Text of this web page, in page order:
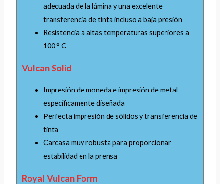
adecuada de la lámina y una excelente
transferencia de tinta incluso a baja presión
Resistencia a altas temperaturas superiores a
100 ° C
Vulcan Solid
Impresión de moneda e impresión de metal
específicamente diseñada
Perfecta impresión de sólidos y transferencia de
tinta
Carcasa muy robusta para proporcionar
estabilidad en la prensa
Royal Vulcan Form